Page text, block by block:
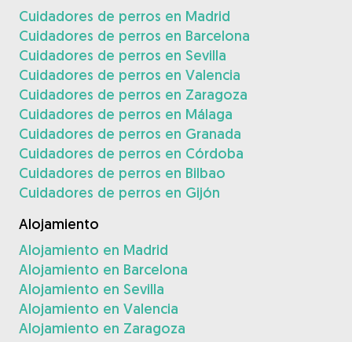
Cuidadores de perros en Madrid
Cuidadores de perros en Barcelona
Cuidadores de perros en Sevilla
Cuidadores de perros en Valencia
Cuidadores de perros en Zaragoza
Cuidadores de perros en Málaga
Cuidadores de perros en Granada
Cuidadores de perros en Córdoba
Cuidadores de perros en Bilbao
Cuidadores de perros en Gijón
Alojamiento
Alojamiento en Madrid
Alojamiento en Barcelona
Alojamiento en Sevilla
Alojamiento en Valencia
Alojamiento en Zaragoza